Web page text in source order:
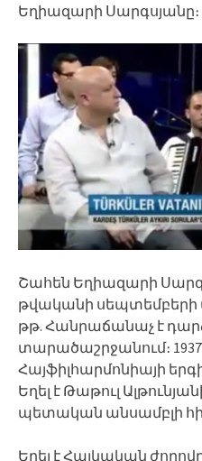
Եղիազարի Սարգսյանը։
Շահեն Եղիազարի
թվականի սեպտեմբերի
թթ. Հանրաճանաչ է
տարածաշրջանում։ 1937-
Հայֆիլհարմոնիայի
Եղել է Թաթուլ
պետական անսամբլի
Եղել է Հայկական